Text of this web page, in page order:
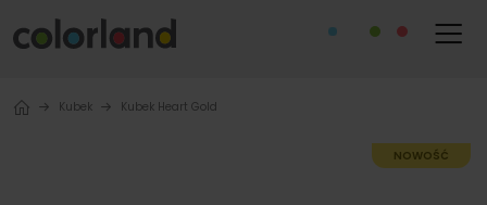
Kubek Kubek Heart Gold